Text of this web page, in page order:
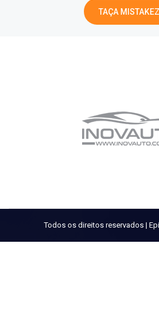
TAÇA
Todos os direitos reservados |